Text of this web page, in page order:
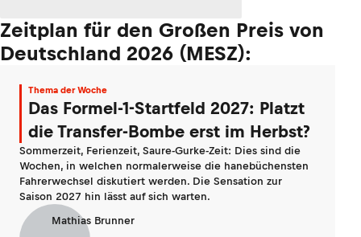
Zeitplan für den Großen Preis von
Deutschland 2026 (MESZ):
Thema der Woche
Das Formel-1-Startfeld 2027: Platzt
die Transfer-Bombe erst im Herbst?
Sommerzeit, Ferienzeit, Saure-Gurke-Zeit: Dies sind die
Wochen, in welchen normalerweise die hanebüchensten
Fahrerwechsel diskutiert werden. Die Sensation zur
Saison 2027 hin lässt auf sich warten.
Mathias Brunner